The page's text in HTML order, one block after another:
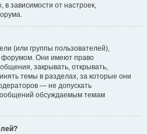
зависимости от настроек,
(или группы пользователей),
форумом. Они имеют право
закрывать, открывать,
темы в разделах, за которые они
— не допускать
обсуждаемым темам